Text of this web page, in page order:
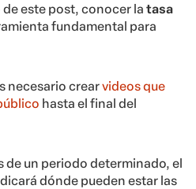
este post, conocer la tasa
fundamental para
necesario crearvideos que
hasta el final del
de un periodo determinado, el
dónde pueden estar las